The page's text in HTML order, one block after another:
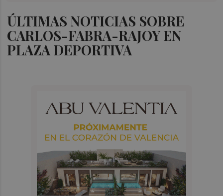
ÚLTIMAS NOTICIAS SOBRE
CARLOS-FABRA-RAJOY EN
PLAZA DEPORTIVA